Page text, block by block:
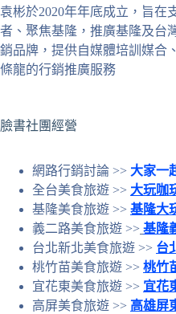
合
條
件
的
果
袁彬於2020年年底成立，旨在
者、聚焦基隆，推廣基隆及台
銷品牌，提供自媒體培訓媒合
條龍的行銷推廣服務
臉書社團經營
網路行銷討論 >> 大家一
全台美食旅遊 >> 大玩咖
基隆美食旅遊 >> 基隆大
義二路美食旅遊 >> 基隆
台北新北美食旅遊 >> 台
桃竹苗美食旅遊 >> 桃竹
宜花東美食旅遊 >> 宜花
高屏美食旅遊 >> 高雄屏